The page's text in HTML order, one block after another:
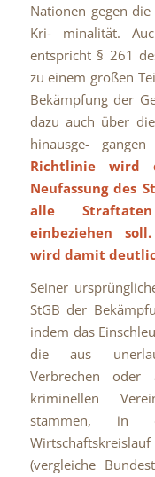
Nationen gegen
Kri- minalität.
entspricht § 261
zu einem großen
Bekämpfung der
dazu auch über
hinausge-
Richtlinie wird
Neufassung des
alle
einbeziehen soll.
wird damit
Seiner
StGB der
indem das
die aus
Verbrechen
kriminellen
stammen, in
(vergleiche